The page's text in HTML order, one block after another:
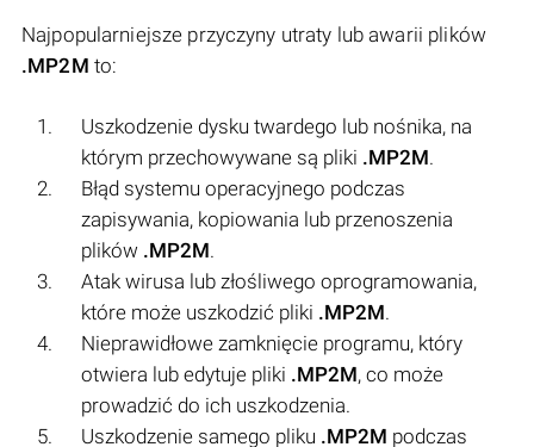
Najpopularniejsze przyczyny utraty lub awarii plików
.MP2M to:
Uszkodzenie dysku twardego lub nośnika, na
którym przechowywane są pliki .MP2M.
Błąd systemu operacyjnego podczas
zapisywania, kopiowania lub przenoszenia
plików .MP2M.
Atak wirusa lub złośliwego oprogramowania,
które może uszkodzić pliki .MP2M.
Nieprawidłowe zamknięcie programu, który
otwiera lub edytuje pliki .MP2M, co może
prowadzić do ich uszkodzenia.
Uszkodzenie samego pliku .MP2M podczas